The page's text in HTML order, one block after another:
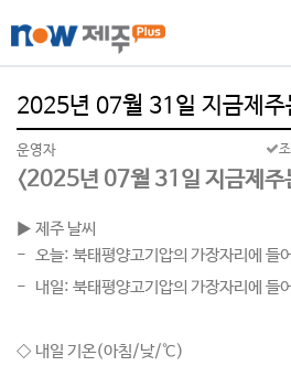
2025년 07월 31일 지금제주
운영자
<2025년 07월 31일 지금제주
▶ 제주 날씨
- 오늘: 북태평양고기압의 가장자리에 들
- 내일: 북태평양고기압의 가장자리에 들
◇ 내일 기온(아침/낮/℃)